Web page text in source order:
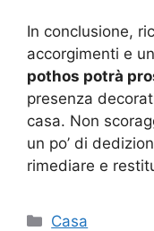
In conclusione,
accorgimenti e
pothos potrà
presenza
casa. Non
un po’ di
rimediare e
Categorie
Casa